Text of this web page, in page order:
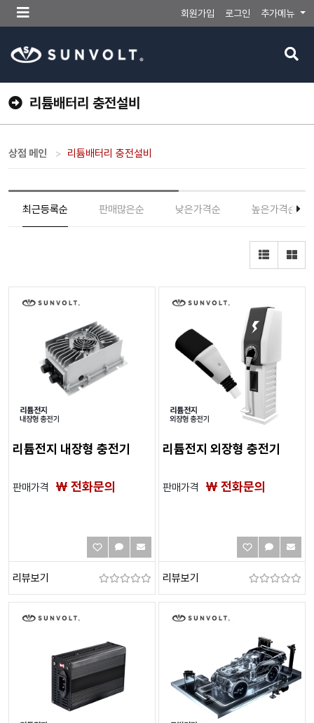
메
뉴
튼
회원가입 로그인 추가메뉴
검
버
리튬배터리 충전설비
상점 메인 리튬배터리 충전설비
최근등록순 판매많은순 낮은가격순 높은가격순
리튬전지 내장형 충전기
판매가격 ₩ 전화문의
리뷰보기
리튬전지 외장형 충전기
판매가격 ₩ 전화문의
리뷰보기